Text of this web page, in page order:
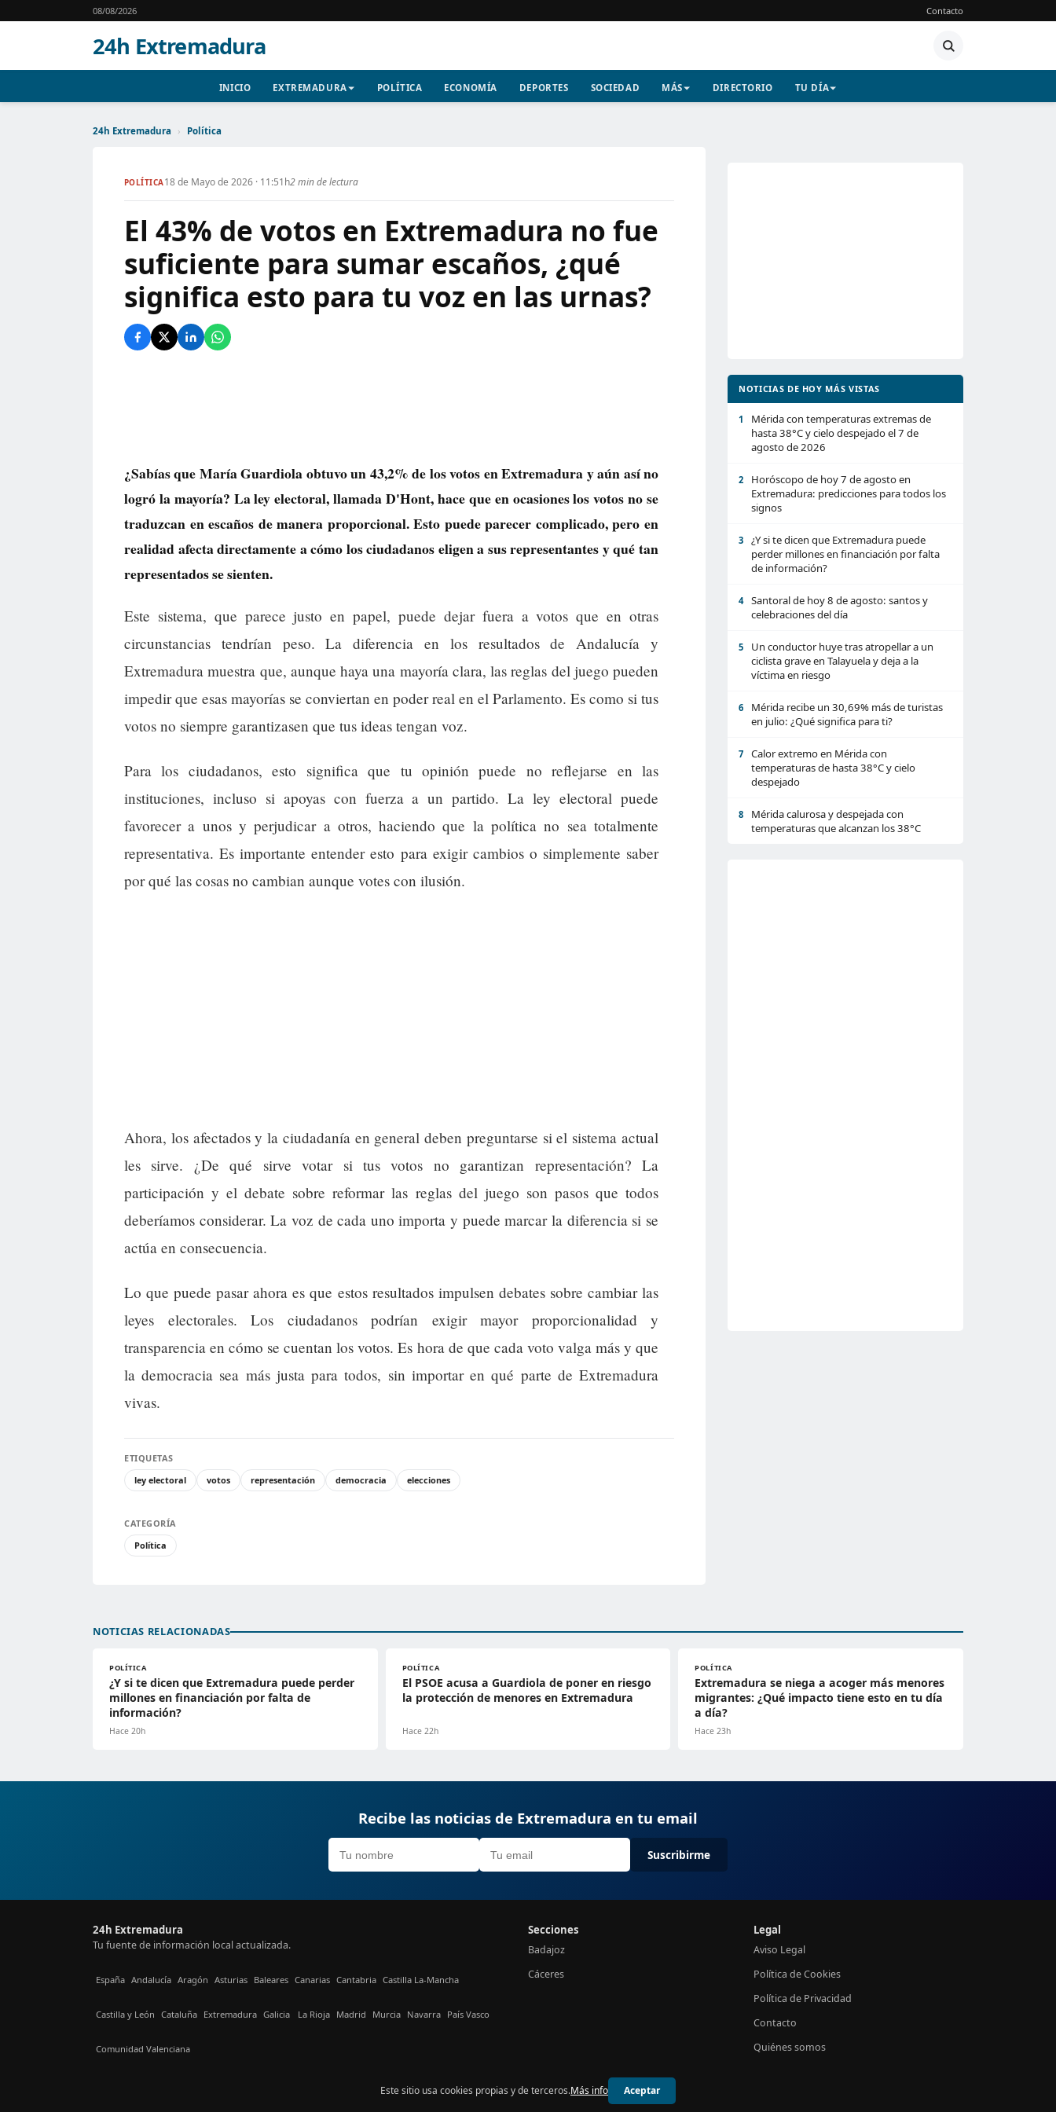
08/08/2026 Contacto
24h Extremadura
INICIO EXTREMADURA POLÍTICA ECONOMÍA DEPORTES SOCIEDAD MÁS DIRECTORIO TU DÍA
24h Extremadura › Política
POLÍTICA18 de Mayo de 2026 · 11:51h2 min de lectura
El 43% de votos en Extremadura no fue
suficiente para sumar escaños, ¿qué
significa esto para tu voz en las urnas?
¿Sabías que María Guardiola obtuvo un 43,2% de los votos en Extremadura y aún así no
logró la mayoría? La ley electoral, llamada D'Hont, hace que en ocasiones los votos no se
traduzcan en escaños de manera proporcional. Esto puede parecer complicado, pero en
realidad afecta directamente a cómo los ciudadanos eligen a sus representantes y qué tan
representados se sienten.
Este sistema, que parece justo en papel, puede dejar fuera a votos que en otras
circunstancias tendrían peso. La diferencia en los resultados de Andalucía y
Extremadura muestra que, aunque haya una mayoría clara, las reglas del juego pueden
impedir que esas mayorías se conviertan en poder real en el Parlamento. Es como si tus
votos no siempre garantizasen que tus ideas tengan voz.
Para los ciudadanos, esto significa que tu opinión puede no reflejarse en las
instituciones, incluso si apoyas con fuerza a un partido. La ley electoral puede
favorecer a unos y perjudicar a otros, haciendo que la política no sea totalmente
representativa. Es importante entender esto para exigir cambios o simplemente saber
por qué las cosas no cambian aunque votes con ilusión.
Ahora, los afectados y la ciudadanía en general deben preguntarse si el sistema actual
les sirve. ¿De qué sirve votar si tus votos no garantizan representación? La
participación y el debate sobre reformar las reglas del juego son pasos que todos
deberíamos considerar. La voz de cada uno importa y puede marcar la diferencia si se
actúa en consecuencia.
Lo que puede pasar ahora es que estos resultados impulsen debates sobre cambiar las
leyes electorales. Los ciudadanos podrían exigir mayor proporcionalidad y
transparencia en cómo se cuentan los votos. Es hora de que cada voto valga más y que
la democracia sea más justa para todos, sin importar en qué parte de Extremadura
vivas.
ETIQUETAS
ley electoral
votos representación democracia elecciones
CATEGORÍA
Política
NOTICIAS DE HOY MÁS VISTAS
1
Mérida con temperaturas extremas de
hasta 38°C y cielo despejado el 7 de
agosto de 2026
2
Horóscopo de hoy 7 de agosto en
Extremadura: predicciones para todos los
signos
3
¿Y si te dicen que Extremadura puede
perder millones en financiación por falta
de información?
4
Santoral de hoy 8 de agosto: santos y
celebraciones del día
5
Un conductor huye tras atropellar a un
ciclista grave en Talayuela y deja a la
víctima en riesgo
6
Mérida recibe un 30,69% más de turistas
en julio: ¿Qué significa para ti?
7
Calor extremo en Mérida con
temperaturas de hasta 38°C y cielo
despejado
8
Mérida calurosa y despejada con
temperaturas que alcanzan los 38°C
NOTICIAS RELACIONADAS
POLÍTICA
¿Y si te dicen que Extremadura puede perder
millones en financiación por falta de
información?
Hace 20h
POLÍTICA
El PSOE acusa a Guardiola de poner en riesgo
la protección de menores en Extremadura
Hace 22h
POLÍTICA
Extremadura se niega a acoger más menores
migrantes: ¿Qué impacto tiene esto en tu día
a día?
Hace 23h
Recibe las noticias de Extremadura en tu email
Suscribirme
24h Extremadura
Tu fuente de información local actualizada.
España Andalucía Aragón Asturias Baleares Canarias Cantabria Castilla La-Mancha
Castilla y León Cataluña Extremadura Galicia La Rioja Madrid Murcia Navarra País Vasco
Comunidad Valenciana
Secciones
Badajoz
Cáceres
Legal
Aviso Legal
Política de Cookies
Política de Privacidad
Contacto
Quiénes somos
© 2026 24h Extremadura
Este sitio usa cookies propias y de terceros.Más info Aceptar